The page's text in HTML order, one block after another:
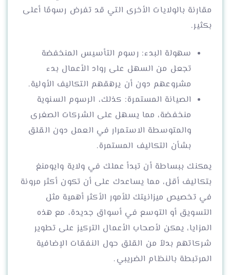
مقارنة بالولايات الأخرى التي قد تفرض رسومًا أعلى
بكثير.
سهولة البدء: رسوم التأسيس المنخفضة
تجعل من السهل على رواد الأعمال بدء
مشروعهم دون أن يرهقهم التكاليف الأولية.
الصيانة المستمرة: كذلك، الرسوم السنوية
منخفضة، مما يسهل على الشركات الصغرى
والمتوسطة الاستمرار في العمل دون القلق
بشأن التكاليف المستمرة.
يمكنك ببساطة أن تبدأ عملك في ولاية وايومنغ
بتكاليف أقل، مما يساعدك على أن تكون أكثر مرونة
في تخصيص ميزانيتك للأمور الأكثر أهمية مثل
التسويق أو التوسع في أسواق جديدة، مع هذه
المزايا، يمكن لأصحاب الأعمال التركيز على تطوير
شركاتهم بدلاً من القلق حول النفقات الإضافية
المرتبطة بالنظام الضريبي.